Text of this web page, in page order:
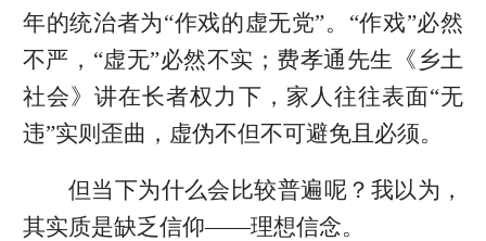
年的统治者为“作戏的虚无党”。“作戏”必然
不严，“虚无”必然不实；费孝通先生《乡土
社会》讲在长者权力下，家人往往表面“无
违”实则歪曲，虚伪不但不可避免且必须。
但当下为什么会比较普遍呢？我以为，
其实质是缺乏信仰——理想信念。